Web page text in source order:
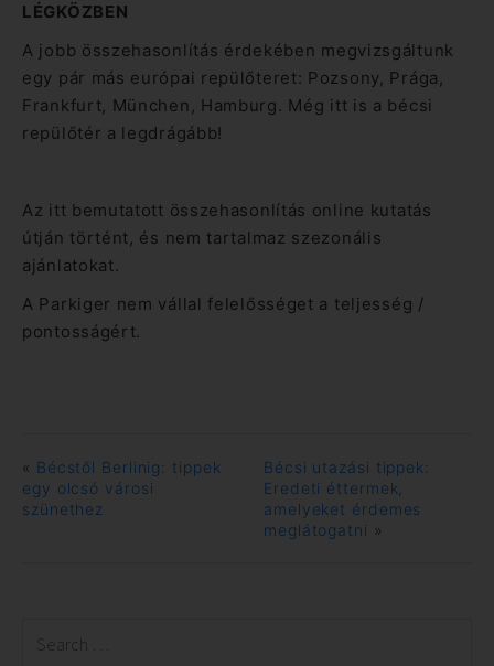
LÉGKÖZBEN
A jobb összehasonlítás érdekében megvizsgáltunk
egy pár más európai repülőteret: Pozsony, Prága,
Frankfurt, München, Hamburg. Még itt is a bécsi
repülőtér a legdrágább!
Az itt bemutatott összehasonlítás online kutatás
útján történt, és nem tartalmaz szezonális
ajánlatokat.
A Parkiger nem vállal felelősséget a teljesség /
pontosságért.
« Bécstől Berlinig: tippek
egy olcsó városi
szünethez
Bécsi utazási tippek:
Eredeti éttermek,
amelyeket érdemes
meglátogatni »